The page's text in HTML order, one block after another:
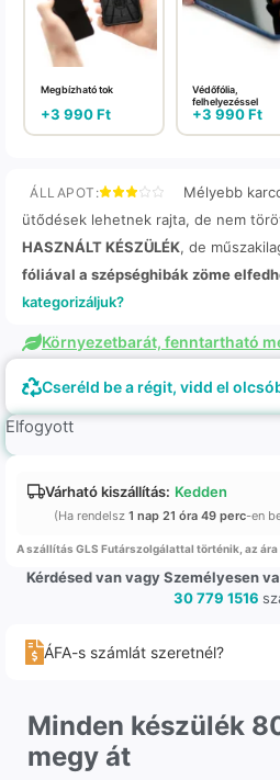
Megbízható tok
+3 990Ft
Védőfólia,
felhelyezéssel
+3 990Ft
ÁLLAPOT:
Mélyebb
ütődések lehetnek rajta, de nem
HASZNÁLT KÉSZÜLÉK, de
fóliával a szépséghibák zöme
kategorizáljuk?
Környezetbarát, fenntartható
Cseréld be a régit, vidd el
Elfogyott
Várható kiszállítás: Kedden
(Ha rendelsz 1 nap 21 óra 49 perc-en
A szállítás GLS Futárszolgálattal történik, az ára
Kérdésed van vagy Személyesen
30 779 1516
ÁFA-s számlát szeretnél?
Minden készülék
megy át